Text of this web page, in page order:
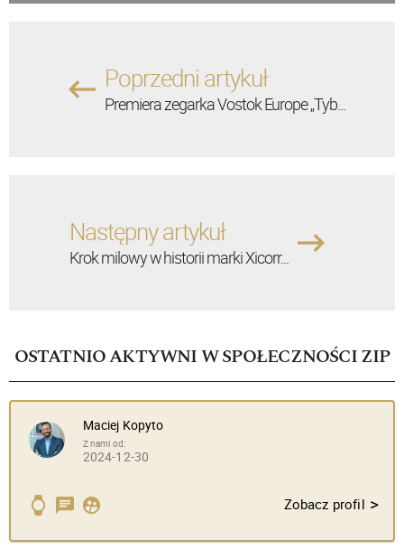
Poprzedni artykuł
Premiera zegarka Vostok Europe „Tyb...
Następny artykuł
Krok milowy w historii marki Xicorr...
OSTATNIO AKTYWNI W SPOŁECZNOŚCI ZIP
Maciej Kopyto
Z nami od:
2024-12-30
Zobacz profil >